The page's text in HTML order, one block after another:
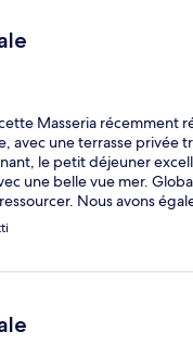
Masseria récemment
avec une terrasse privée
le petit déjeuner
une belle vue mer.
Nous avons
l’hôtel qui propose des
de l’hôtel. C’était